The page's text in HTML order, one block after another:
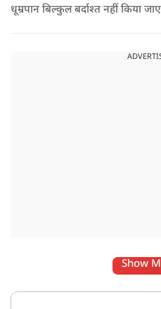
धूम्रपान बिल्कुल बर्दाश्त नहीं किया
Show